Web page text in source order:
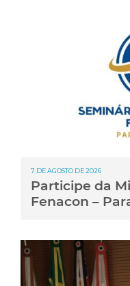
7 DE AGOSTO DE 2026
Participe da
Fenacon –